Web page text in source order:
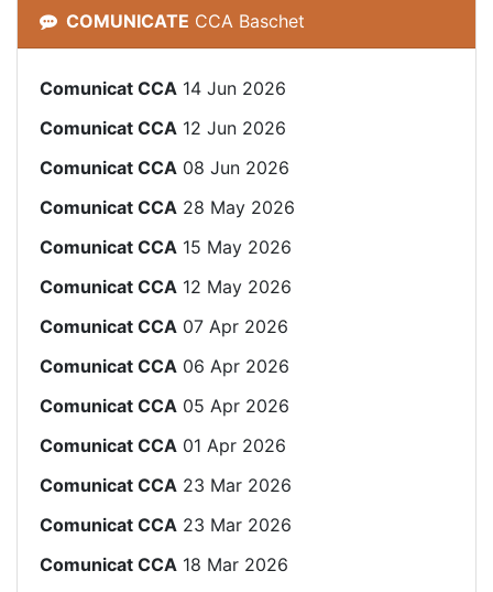
COMUNICATE CCA Baschet
Comunicat CCA 14 Jun 2026
Comunicat CCA 12 Jun 2026
Comunicat CCA 08 Jun 2026
Comunicat CCA 28 May 2026
Comunicat CCA 15 May 2026
Comunicat CCA 12 May 2026
Comunicat CCA 07 Apr 2026
Comunicat CCA 06 Apr 2026
Comunicat CCA 05 Apr 2026
Comunicat CCA 01 Apr 2026
Comunicat CCA 23 Mar 2026
Comunicat CCA 23 Mar 2026
Comunicat CCA 18 Mar 2026